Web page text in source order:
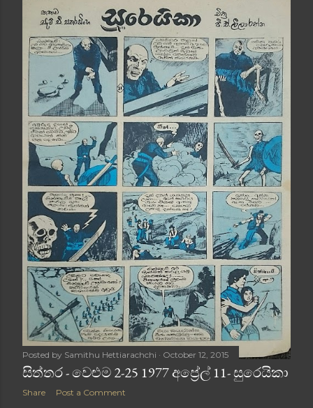
Posted by Samithu Hettiarachchi October 12, 2015
සිත්තර - වෙළුම 2-25 1977 අප්‍රේල් 11- සුරෙයිකා
Share Post a Comment